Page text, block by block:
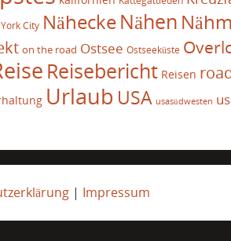
City NäheckeNähen
on the road Ostsee Ostseeküste
Reisebericht Reisen
Urlaub USA usasüdwesten
| Impressum